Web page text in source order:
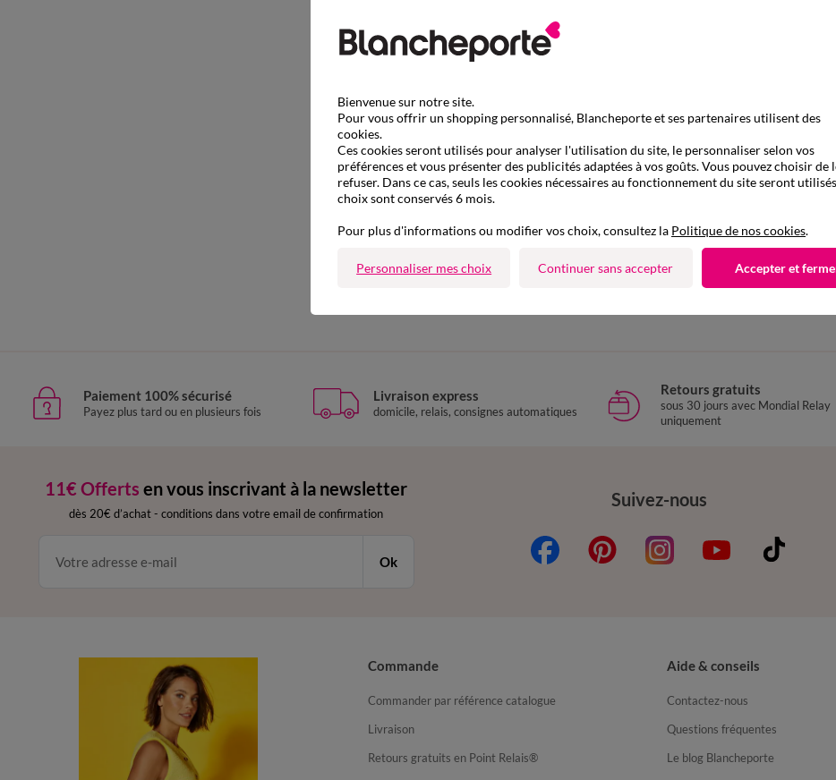
D'autres idées d'Ensemble pyjama
Paiement 100% sécurisé
Payez plus tard ou en plusieurs fois
Livraison express
domicile, relais, consignes automatiques
Retours gratuits
sous 30 jours avec Mondial Relay
uniquement
11€ Offerts en vous inscrivant à la newsletter
dès 20€ d’achat - conditions dans votre email de confirmation
Ok
Suivez-nous
Commande
Commander par référence catalogue
Livraison
Retours gratuits en Point Relais®
Aide & conseils
Contactez-nous
Questions fréquentes
Le blog Blancheporte
Bienvenue sur notre site.
Pour vous offrir un shopping personnalisé, Blancheporte et ses partenaires utilisent des
cookies.
Ces cookies seront utilisés pour analyser l'utilisation du site, le personnaliser selon vos
préférences et vous présenter des publicités adaptées à vos goûts. Vous pouvez choisir de
refuser. Dans ce cas, seuls les cookies nécessaires au fonctionnement du site seront
choix sont conservés 6 mois.
Pour plus d'informations ou modifier vos choix, consultez la Politique de nos cookies.
Personnaliser mes choix Continuer sans accepter Accepter et